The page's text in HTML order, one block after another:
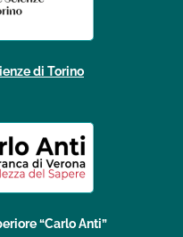
di Torino
“Carlo Anti”